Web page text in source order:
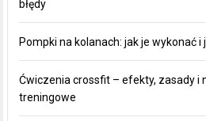
błędy
Pompki na kolanach: jak je wykonać
Ćwiczenia crossfit – efekty, zasady i
treningowe